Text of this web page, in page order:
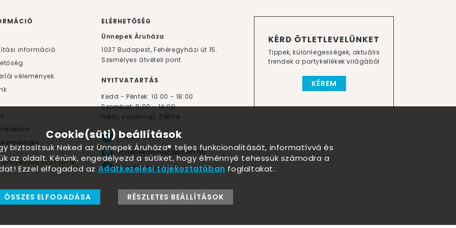
KÉRD ÖTLETLEVELÜNKET
Tippek, különlegességek, aktuális
trendek a partykellékek világából
KÉREM
információ
vélemények
lufik
ELÉRHETŐSÉG
Ünnepek Áruháza
1037 Budapest, Fehéregyházi út 15.
Személyes átvételi pont
NYITVATARTÁS
Kedd - Péntek: 10:00 - 18:00
Szombat: 9:00 - 14:00
Hétfő, vasárnap: ZÁRVA
+36 30 984 6955
unnepekaruhaza@bwh.hu
UnnepekAruhaza
Cookie(süti) beállítások
biztosítsuk Neked az Ünnepek Áruháza® teljes funkcionalitását, informatívvá és
az oldalt. Kérünk, engedélyezd a sütiket, hogy élménnyé tehessük számodra a
Ezzel elfogadod az Adatkezelési tájékoztatóban foglaltakat.
ÖSSZES ELFOGADÁSA RÉSZLETES BEÁLLÍTÁSOK